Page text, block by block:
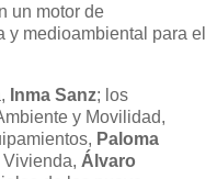
un motor de
y medioambiental para el
Inma Sanz; los
y Movilidad,
Paloma
Álvaro